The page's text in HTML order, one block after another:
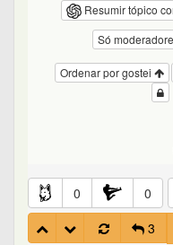
Resumir tópico
Só
Ordenar por gostei
0 0
3